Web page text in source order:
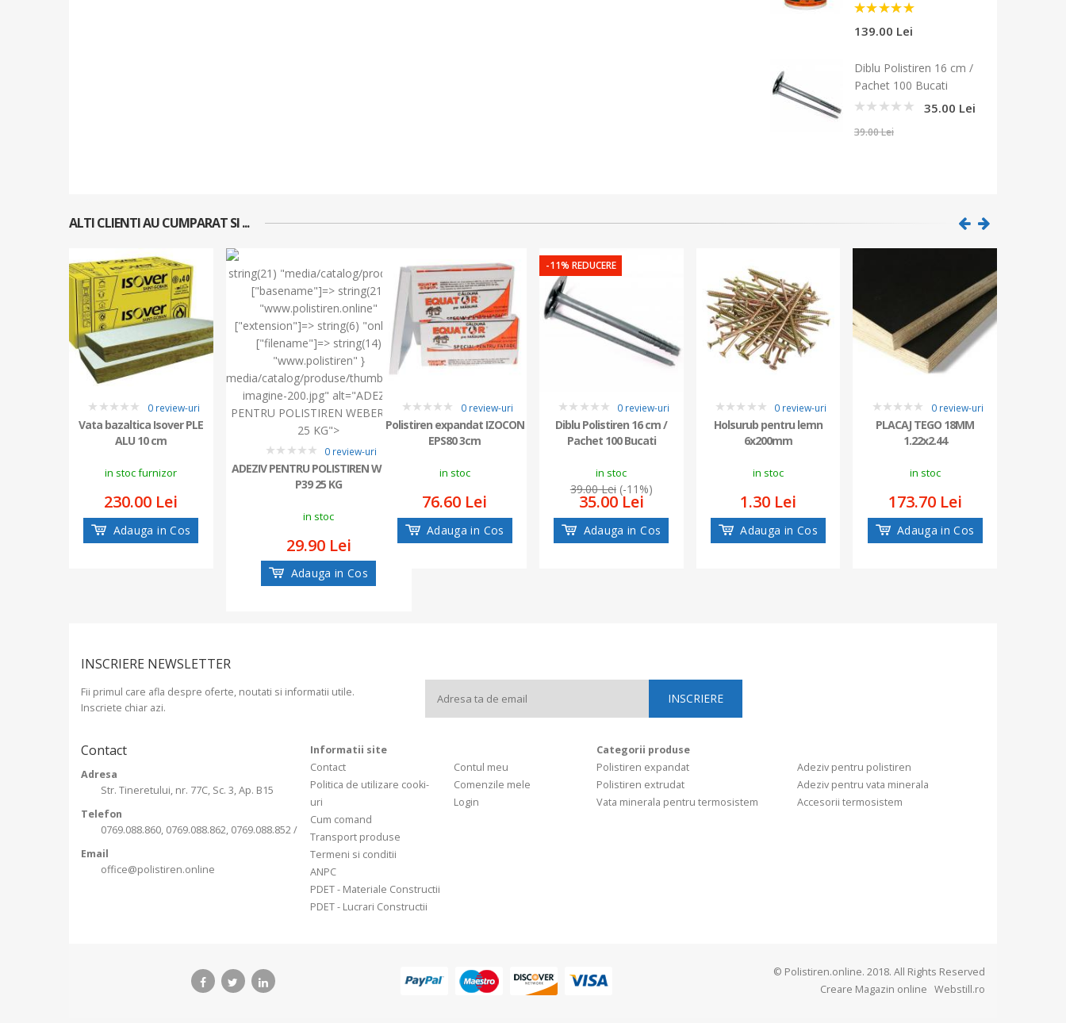
139.00 Lei
Diblu Polistiren 16 cm /
Pachet 100 Bucati
35.00 Lei
39.00 Lei
ALTI CLIENTI AU CUMPARAT SI ...
0
0 review-uri
Vata bazaltica Isover PLE
ALU 10 cm
in stoc furnizor
230.00 Lei
Adauga in Cos
string(21) "media/catalog/produse"
["basename"]=> string(21)
"www.polistiren.online"
["extension"]=> string(6) "online"
["filename"]=> string(14)
"www.polistiren" }
media/catalog/produse/thumb/fara-
imagine-200.jpg" alt="ADEZIV
PENTRU POLISTIREN WEBER P39
25 KG">
0
0 review-uri
ADEZIV PENTRU POLISTIREN WEBER
P39 25 KG
in stoc
29.90 Lei
Adauga in Cos
0
0 review-uri
Polistiren expandat IZOCON
EPS80 3cm
in stoc
76.60 Lei
Adauga in Cos
-11% REDUCERE
0
0 review-uri
Diblu Polistiren 16 cm /
Pachet 100 Bucati
in stoc
39.00 Lei(-11%)
35.00 Lei
Adauga in Cos
0
0 review-uri
Holsurub pentru lemn
6x200mm
in stoc
1.30 Lei
Adauga in Cos
0 review-uri
PLACAJ TEGO 18MM
1.22x2.44
in stoc
173.70 Lei
Adauga in Cos
INSCRIERE NEWSLETTER
Fii primul care afla despre oferte, noutati si informatii utile.
Inscriete chiar azi.
Contact
Adresa
Str. Tineretului, nr. 77C, Sc. 3, Ap. B15
Telefon
0769.088.860, 0769.088.862, 0769.088.852 /
Email
office@polistiren.online
Informatii site
Contact
Politica de utilizare cooki-
uri
Cum comand
Transport produse
Termeni si conditii
ANPC
PDET - Materiale Constructii
PDET - Lucrari Constructii
Contul meu
Comenzile mele
Login
Categorii produse
Polistiren expandat
Polistiren extrudat
Vata minerala pentru termosistem
Adeziv pentru polistiren
Adeziv pentru vata minerala
Accesorii termosistem
© Polistiren.online. 2018. All Rights Reserved
Creare Magazin online Webstill.ro